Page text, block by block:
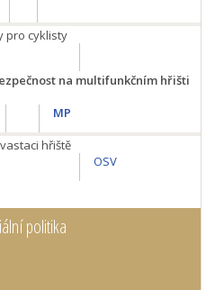
pro cyklisty
na multifunkčním hřišti
MP
hřiště
OSV
politika